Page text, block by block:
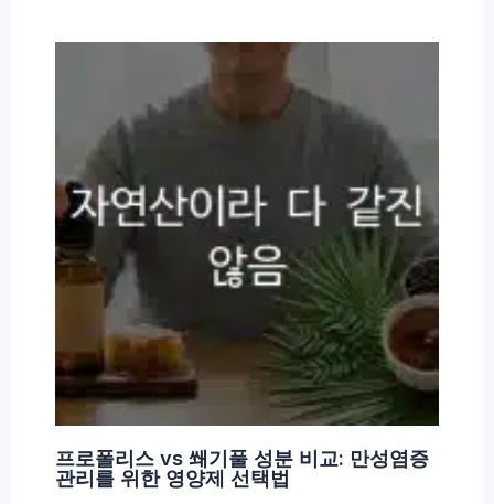
프로폴리스 vs 쐐기풀 성분 비교: 만성염증
관리를 위한 영양제 선택법